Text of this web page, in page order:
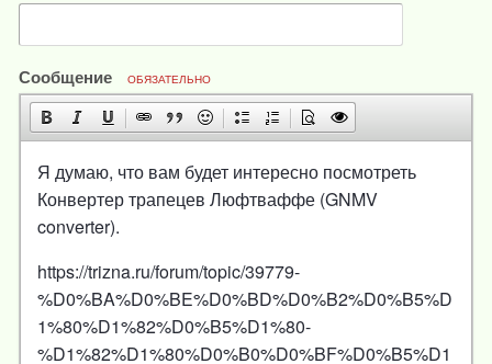
Сообщение ОБЯЗАТЕЛЬНО
Я думаю, что вам будет интересно посмотреть
Конвертер трапецев Люфтваффе (GNMV
converter).
https://trizna.ru/forum/topic/39779-
%D0%BA%D0%BE%D0%BD%D0%B2%D0%B5%D
1%80%D1%82%D0%B5%D1%80-
%D1%82%D1%80%D0%B0%D0%BF%D0%B5%D1